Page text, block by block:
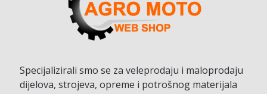
Specijalizirali smo se za veleprodaju i maloprodaju
dijelova, strojeva, opreme i potrošnog materijala